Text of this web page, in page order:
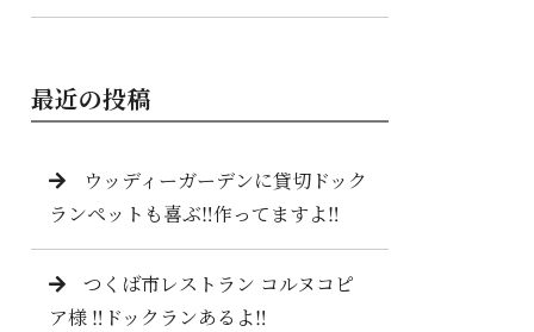
最近の投稿
ウッディーガーデンに貸切ドック
ランペットも喜ぶ‼️作ってますよ‼️
つくば市レストラン コルヌコピ
ア様 ‼️ドックランあるよ‼️